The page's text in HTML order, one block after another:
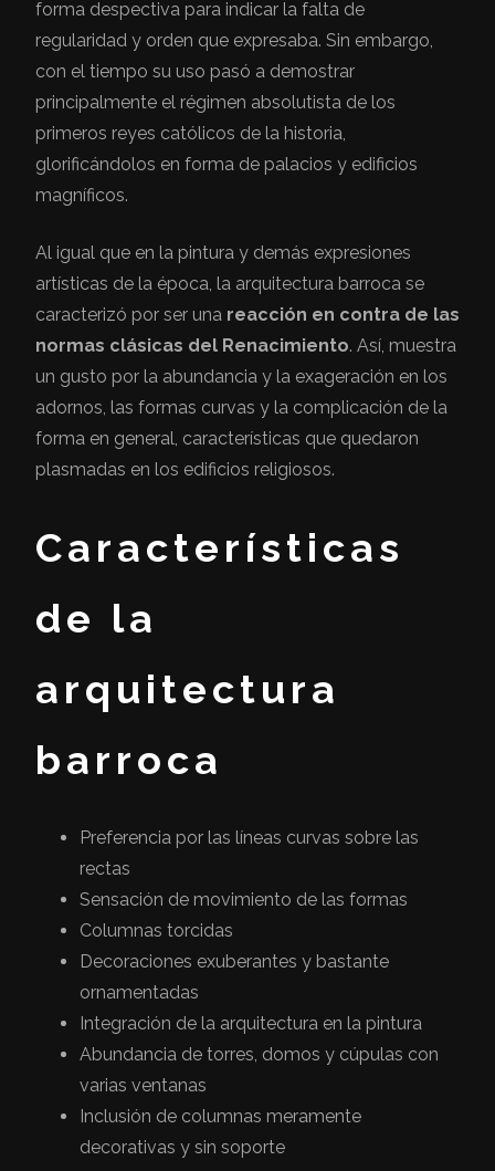
forma despectiva para indicar la falta de
regularidad y orden que expresaba. Sin embargo,
con el tiempo su uso pasó a demostrar
principalmente el régimen absolutista de los
primeros reyes católicos de la historia,
glorificándolos en forma de palacios y edificios
magníficos.
Al igual que en la pintura y demás expresiones
artísticas de la época, la arquitectura barroca se
caracterizó por ser una reacción en contra de las
normas clásicas del Renacimiento. Así, muestra
un gusto por la abundancia y la exageración en los
adornos, las formas curvas y la complicación de la
forma en general, características que quedaron
plasmadas en los edificios religiosos.
Características
de la
arquitectura
barroca
Preferencia por las líneas curvas sobre las
rectas
Sensación de movimiento de las formas
Columnas torcidas
Decoraciones exuberantes y bastante
ornamentadas
Integración de la arquitectura en la pintura
Abundancia de torres, domos y cúpulas con
varias ventanas
Inclusión de columnas meramente
decorativas y sin soporte